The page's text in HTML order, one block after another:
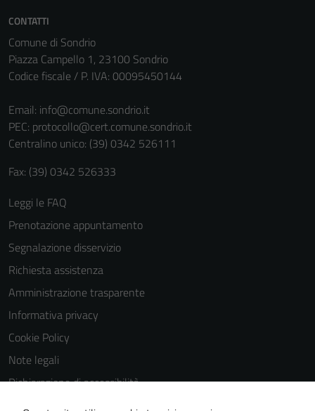
CONTATTI
Comune di Sondrio
Piazza Campello 1, 23100 Sondrio
Codice fiscale / P. IVA: 00095450144
Email: info@comune.sondrio.it
PEC: protocollo@cert.comune.sondrio.it
Centralino unico: (39) 0342 526111
Fax: (39) 0342 526333
Leggi le FAQ
Prenotazione appuntamento
Segnalazione disservizio
Richiesta assistenza
Amministrazione trasparente
Informativa privacy
Cookie Policy
Note legali
Dichiarazione di accessibilità
Dichiarazione di accessibilità Servizi